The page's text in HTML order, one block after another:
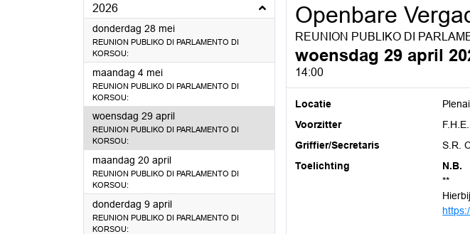
2026
donderdag 28 mei2026
REUNION PUBLIKO DI PARLAMENTO DI
KORSOU:
maandag 4 mei2026
REUNION PUBLIKO DI PARLAMENTO DI
KORSOU:
woensdag 29 april2026
REUNION PUBLIKO DI PARLAMENTO DI
KORSOU:
maandag 20 april2026
REUNION PUBLIKO DI PARLAMENTO DI
KORSOU:
donderdag 9 april2026
REUNION PUBLIKO DI PARLAMENTO DI
KORSOU:
Openbare
REUNION PUBLIKO DI
woensdag 29 april
14:00
Locatie
Voorzitter
Griffier/Secretaris
S.R.
Toelichting
N.B.
**